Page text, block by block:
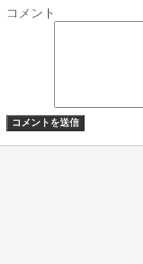
コメント